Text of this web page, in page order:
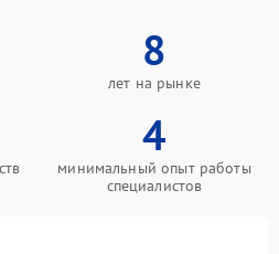
8
лет на рынке
4
минимальный опыт работы
специалистов